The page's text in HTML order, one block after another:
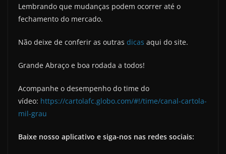
Lembrando que mudanças podem ocorrer até o
fechamento do mercado.
Não deixe de conferir as outras dicas aqui do site.
Grande Abraço e boa rodada a todos!
Acompanhe o desempenho do time do
vídeo: https://cartolafc.globo.com/#!/time/canal-cartola-
mil-grau
Baixe nosso aplicativo e siga-nos nas redes sociais: